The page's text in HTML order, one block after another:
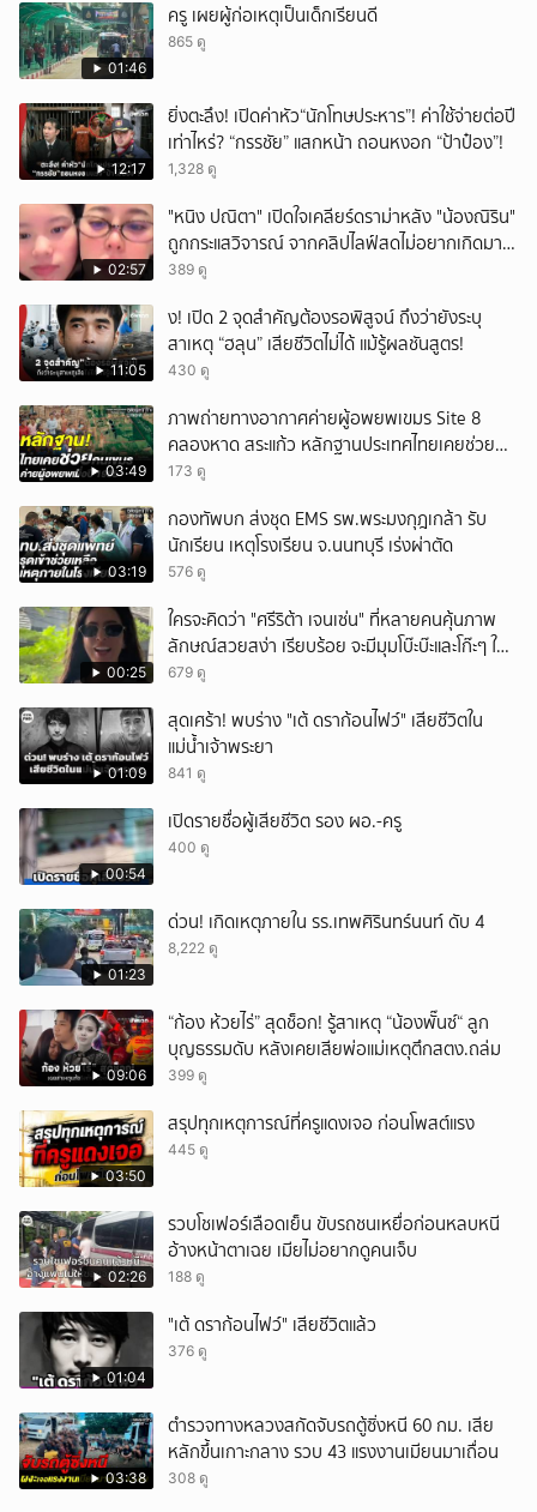
01:46
ครู เผยผู้ก่อเหตุเป็นเด็กเรียนดี
865 ดู
12:17
ยิ่งตะลึง! เปิดค่าหัว“นักโทษประหาร”! ค่าใช้จ่ายต่อปี
เท่าไหร่? “กรรชัย” แสกหน้า ถอนหงอก “ป้าป๋อง”!
1,328 ดู
02:57
"หนิง ปณิตา" เปิดใจเคลียร์ดราม่าหลัง "น้องณิริน"
ถูกกระแสวิจารณ์ จากคลิปไลฟ์สดไม่อยากเกิดมา
หน้าเหมือนพ่อ
389 ดู
11:05
ึ้ง! เปิด 2 จุดสำคัญต้องรอพิสูจน์ ถึงว่ายังระบุ
สาเหตุ “ฮลุน” เสียชีวิตไม่ได้ แม้รู้ผลชันสูตร!
430 ดู
03:49
ภาพถ่ายทางอากาศค่ายผู้อพยพเขมร Site 8
คลองหาด สระแก้ว หลักฐานประเทศไทยเคยช่วยคน
เขมร
173 ดู
03:19
กองทัพบก ส่งชุด EMS รพ.พระมงกุฎเกล้า รับ
นักเรียน เหตุโรงเรียน จ.นนทบุรี เร่งผ่าตัด
576 ดู
00:25
ใครจะคิดว่า "ศรีริต้า เจนเซ่น" ที่หลายคนคุ้นภาพ
ลักษณ์สวยสง่า เรียบร้อย จะมีมุมโบ๊ะบ๊ะและโก๊ะๆ ให้
ได้อมยิ้มเหมือนกัน งานนี้ทำเอาแฟนๆ ทั้งเอ็นดูทั้ง
679 ดู
01:09
สุดเศร้า! พบร่าง "เต้ ดราก้อนไฟว์" เสียชีวิตใน
แม่น้ำเจ้าพระยา
841 ดู
00:54
เปิดรายชื่อผู้เสียชีวิต รอง ผอ.-ครู
400 ดู
01:23
ด่วน! เกิดเหตุภายใน รร.เทพศิรินทร์นนท์ ดับ 4
8,222 ดู
09:06
“ก้อง ห้วยไร่” สุดช็อก! รู้สาเหตุ “น้องพั๊นซ์“ ลูก
บุญธรรมดับ หลังเคยเสียพ่อแม่เหตุตึกสตง.ถล่ม
399 ดู
03:50
สรุปทุกเหตุการณ์ที่ครูแดงเจอ ก่อนโพสต์แรง
445 ดู
02:26
รวบโชเฟอร์เลือดเย็น ขับรถชนเหยื่อก่อนหลบหนี
อ้างหน้าตาเฉย เมียไม่อยากดูคนเจ็บ
188 ดู
01:04
"เต้ ดราก้อนไฟว์" เสียชีวิตแล้ว
376 ดู
03:38
ตำรวจทางหลวงสกัดจับรถตู้ซิ่งหนี 60 กม. เสีย
หลักขึ้นเกาะกลาง รวบ 43 แรงงานเมียนมาเถื่อน
308 ดู